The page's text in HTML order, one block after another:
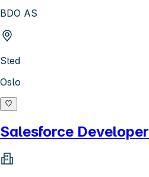
BDO AS
Sted
Oslo
Salesforce Developer